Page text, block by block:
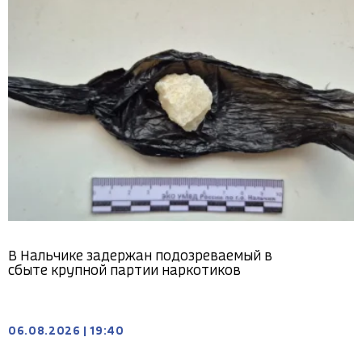
В Нальчике задержан подозреваемый в
сбыте крупной партии наркотиков
06.08.2026 19:40